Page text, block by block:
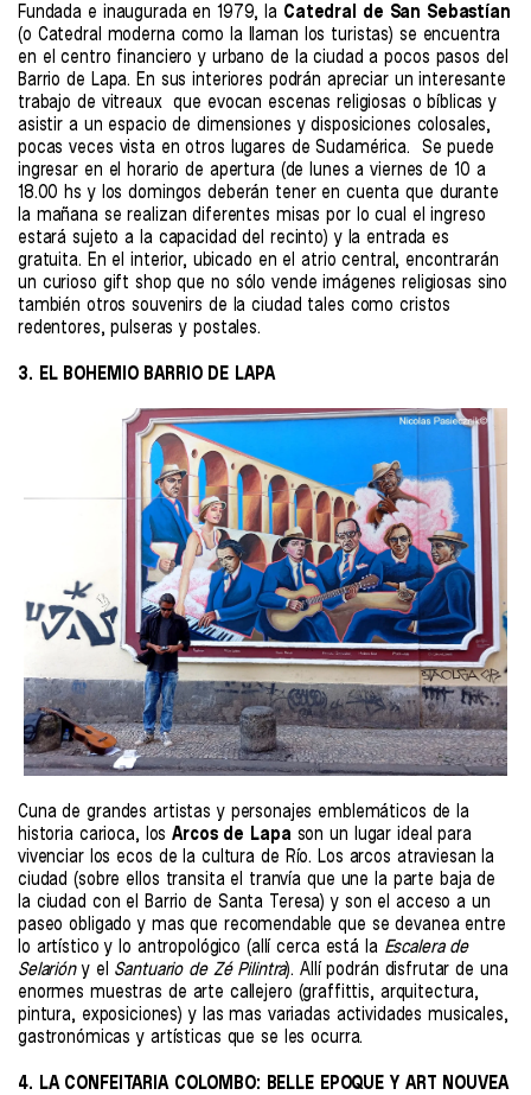
Fundada e inaugurada en 1979, la Catedral de San Sebastían
(o Catedral moderna como la llaman los turistas) se encuentra
en el centro financiero y urbano de la ciudad a pocos pasos del
Barrio de Lapa. En sus interiores podrán apreciar un interesante
trabajo de vitreaux que evocan escenas religiosas o bíblicas y
asistir a un espacio de dimensiones y disposiciones colosales,
pocas veces vista en otros lugares de Sudamérica. Se puede
ingresar en el horario de apertura (de lunes a viernes de 10 a
18.00 hs y los domingos deberán tener en cuenta que durante
la mañana se realizan diferentes misas por lo cual el ingreso
estará sujeto a la capacidad del recinto) y la entrada es
gratuita. En el interior, ubicado en el atrio central, encontrarán
un curioso gift shop que no sólo vende imágenes religiosas sino
también otros souvenirs de la ciudad tales como cristos
redentores, pulseras y postales.
3. EL BOHEMIO BARRIO DE LAPA
Cuna de grandes artistas y personajes emblemáticos de la
historia carioca, losArcos de Lapa son un lugar ideal para
vivenciar los ecos de la cultura de Río. Los arcos atraviesan la
ciudad (sobre ellos transita el tranvía que une la parte baja de
la ciudad con el Barrio de Santa Teresa) y son el acceso a un
paseo obligado y mas que recomendable que se devanea entre
lo artístico y lo antropológico (allí cerca está la Escalera de
Selarióny el Santuario de Zé Pilintra). Allí podrán disfrutar de una
enormes muestras de arte callejero (graffittis, arquitectura,
pintura, exposiciones) y las mas variadas actividades musicales,
gastronómicas y artísticas que se les ocurra.
4. LA CONFEITARIA COLOMBO: BELLE EPOQUE Y ART NOUVEA